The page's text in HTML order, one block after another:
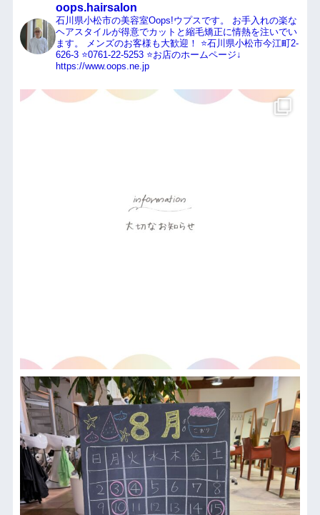
oops.hairsalon
石川県小松市の美容室Oops!ウプスです。
お手入れの楽な
ヘアスタイルが得意でカットと縮毛矯正に情熱を注いでい
ます。
メンズのお客様も大歓迎！
⭐️石川県小松市今江町2-
626-3⭐️0761-22-5253⭐️お店のホームページ↓
https://www.oops.ne.jp